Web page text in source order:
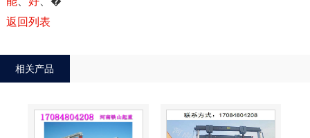
返回列表
相关产品